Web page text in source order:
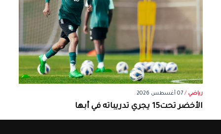
رياضي /07 أغسطس 2026
الأخضر تحت15 يجري تدريباته في أبها